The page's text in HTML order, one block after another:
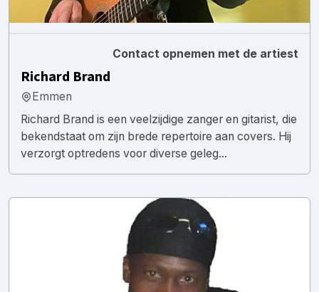
Contact opnemen met de artiest
Richard Brand
Emmen
Richard Brand is een veelzijdige zanger en gitarist, die
bekendstaat om zijn brede repertoire aan covers. Hij
verzorgt optredens voor diverse geleg...